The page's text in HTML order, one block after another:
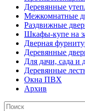
Деревянные
Межкомнатные
Раздвижные
Шкафы-купе на
Дверная
Деревянные
Для дачи, сада и
Деревянные
Окна ПВХ
Архив